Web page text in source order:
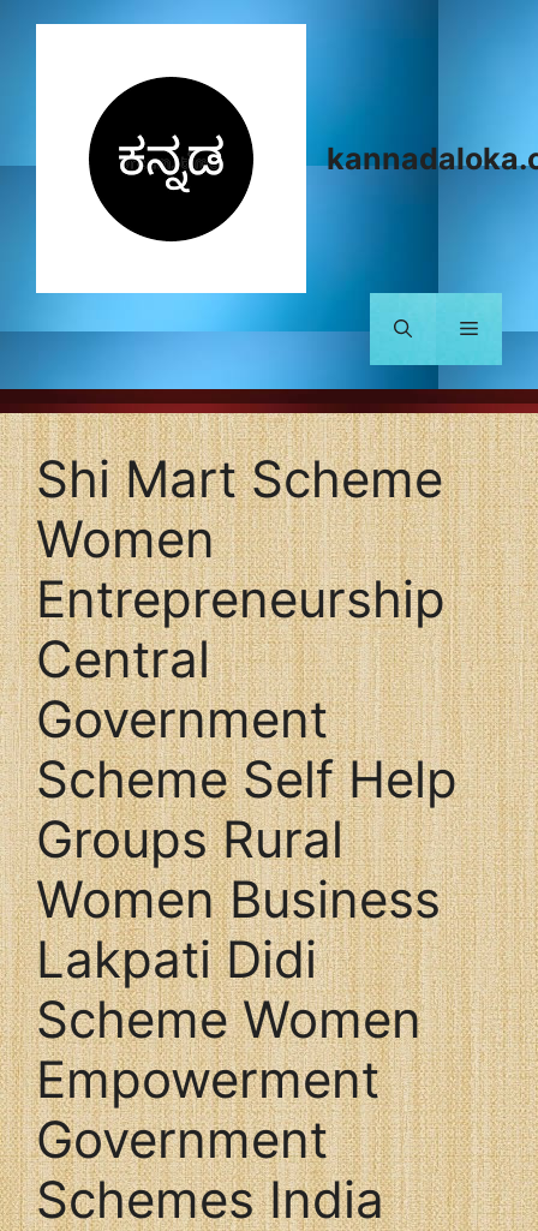
Menu
Shi Mart Scheme
Women
Entrepreneurship
Central
Government
Scheme Self Help
Groups Rural
Women Business
Lakpati Didi
Scheme Women
Empowerment
Government
Schemes India